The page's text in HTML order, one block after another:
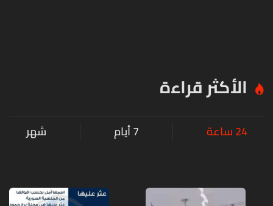
الأكثر قراءة
24 ساعة 7 أيام شهر